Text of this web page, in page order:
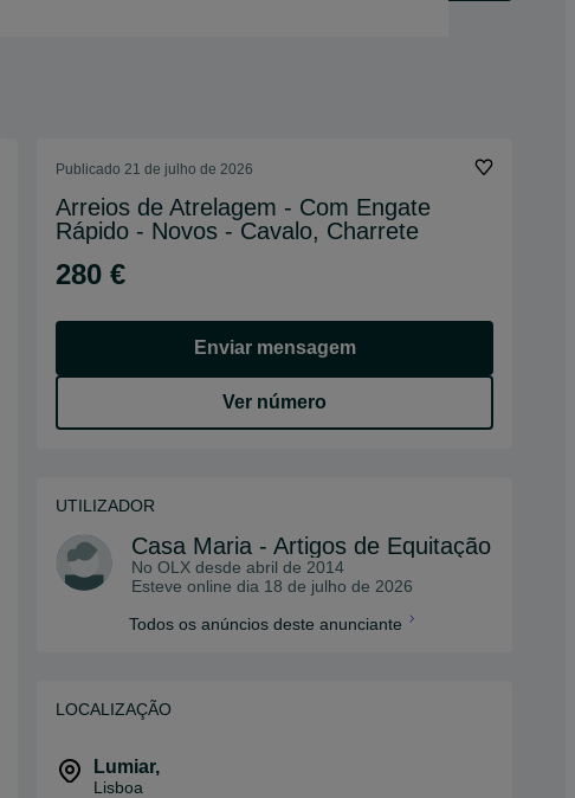
Publicado 21 de julho de 2026
Arreios de Atrelagem - Com Engate
Rápido - Novos - Cavalo, Charrete
280 €
Enviar mensagem
Ver número
UTILIZADOR
Casa Maria - Artigos de Equitação
No OLX desde abril de 2014
Esteve online dia 18 de julho de 2026
Todos os anúncios deste anunciante
LOCALIZAÇÃO
Lumiar,
Lisboa